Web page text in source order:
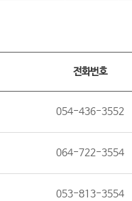
전화번호
054-436-3552
064-722-3554
053-813-3554